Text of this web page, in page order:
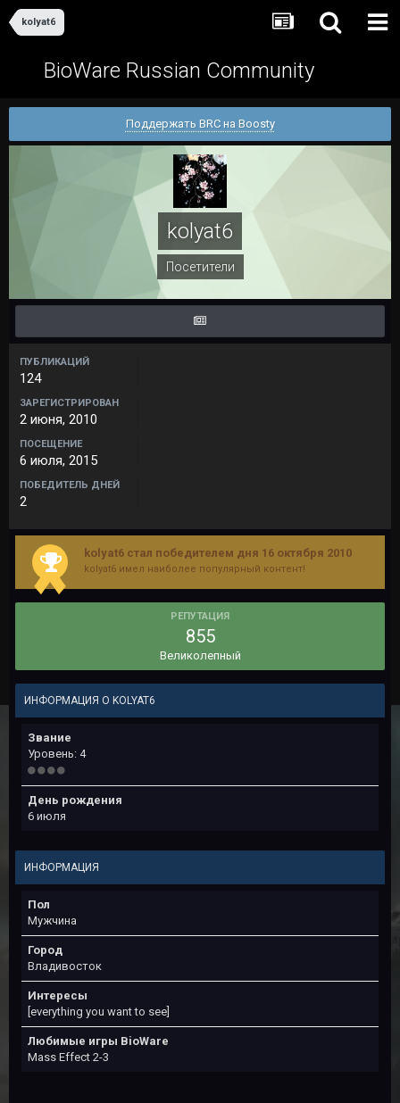
kolyat6
BioWare Russian Community
Поддержать BRC на Boosty
kolyat6
Посетители
ПУБЛИКАЦИЙ
124
ЗАРЕГИСТРИРОВАН
2 июня, 2010
ПОСЕЩЕНИЕ
6 июля, 2015
ПОБЕДИТЕЛЬ ДНЕЙ
2
kolyat6 стал победителем дня 16 октября 2010
kolyat6 имел наиболее популярный контент!
РЕПУТАЦИЯ
855
Великолепный
ИНФОРМАЦИЯ О KOLYAT6
Звание
Уровень: 4
День рождения
6 июля
ИНФОРМАЦИЯ
Пол
Мужчина
Город
Владивосток
Интересы
[everything you want to see]
Любимые игры BioWare
Mass Effect 2-3